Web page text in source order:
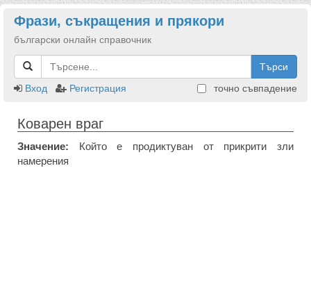
Фрази, съкращения и прякори
български онлайн справочник
Търси
Вход
Регистрация точно съвпадение
Коварен враг
Значение: Който е продиктуван от прикрити зли
намерения